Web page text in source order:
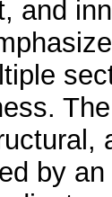
and
by